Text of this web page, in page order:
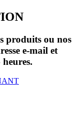
produits ou nos
e-mail et